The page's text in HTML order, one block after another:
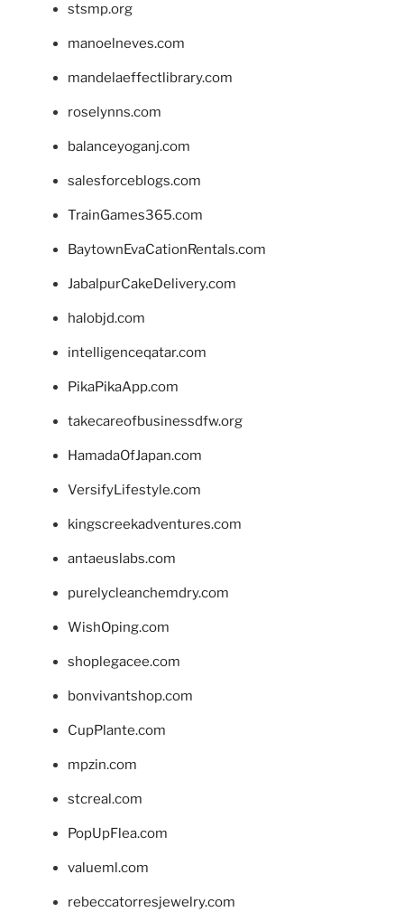
stsmp.org
manoelneves.com
mandelaeffectlibrary.com
roselynns.com
balanceyoganj.com
salesforceblogs.com
TrainGames365.com
BaytownEvaCationRentals.com
JabalpurCakeDelivery.com
halobjd.com
intelligenceqatar.com
PikaPikaApp.com
takecareofbusinessdfw.org
HamadaOfJapan.com
VersifyLifestyle.com
kingscreekadventures.com
antaeuslabs.com
purelycleanchemdry.com
WishOping.com
shoplegacee.com
bonvivantshop.com
CupPlante.com
mpzin.com
stcreal.com
PopUpFlea.com
valueml.com
rebeccatorresjewelry.com